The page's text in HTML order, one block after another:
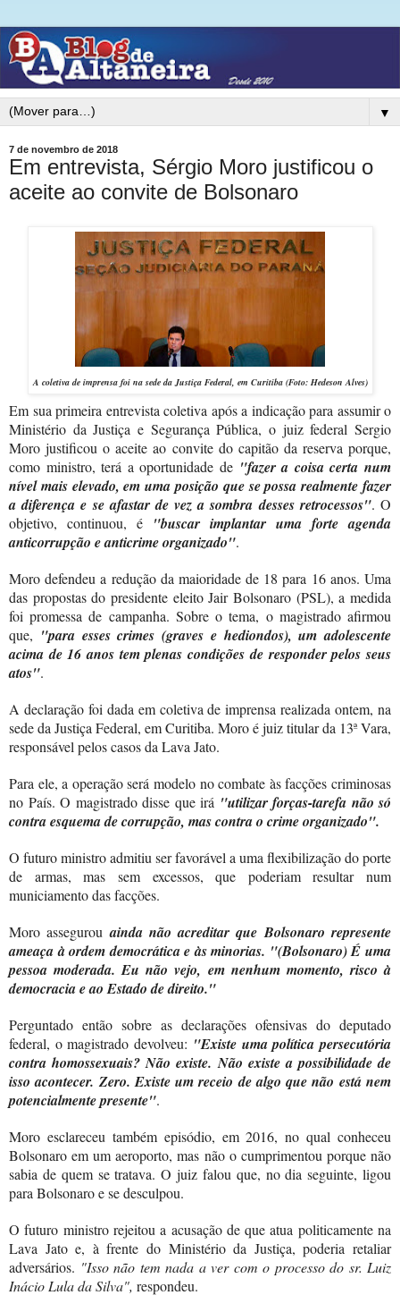
▼
7 de novembro de 2018
Em entrevista, Sérgio Moro justificou o
aceite ao convite de Bolsonaro
A coletiva de imprensa foi na sede da Justiça Federal, em Curitiba (Foto: Hedeson Alves)
Em sua primeira entrevista coletiva após a indicação para assumir o
Ministério da Justiça e Segurança Pública, o juiz federal Sergio
Moro justificou o aceite ao convite do capitão da reserva porque,
como ministro, terá a oportunidade de "fazer a coisa certa num
nível mais elevado, em uma posição que se possa realmente fazer
a diferença e se afastar de vez a sombra desses retrocessos". O
objetivo, continuou, é "buscar implantar uma forte agenda
anticorrupção e anticrime organizado".
Moro defendeu a redução da maioridade de 18 para 16 anos. Uma
das propostas do presidente eleito Jair Bolsonaro (PSL), a medida
foi promessa de campanha. Sobre o tema, o magistrado afirmou
que, "para esses crimes (graves e hediondos), um adolescente
acima de 16 anos tem plenas condições de responder pelos seus
atos".
A declaração foi dada em coletiva de imprensa realizada ontem, na
sede da Justiça Federal, em Curitiba. Moro é juiz titular da 13ª Vara,
responsável pelos casos da Lava Jato.
Para ele, a operação será modelo no combate às facções criminosas
no País. O magistrado disse que irá "utilizar forças-tarefa não só
contra esquema de corrupção, mas contra o crime organizado".
O futuro ministro admitiu ser favorável a uma flexibilização do porte
de armas, mas sem excessos, que poderiam resultar num
municiamento das facções.
Moro assegurou ainda não acreditar que Bolsonaro represente
ameaça à ordem democrática e às minorias. "(Bolsonaro) É uma
pessoa moderada. Eu não vejo, em nenhum momento, risco à
democracia e ao Estado de direito."
Perguntado então sobre as declarações ofensivas do deputado
federal, o magistrado devolveu: "Existe uma política persecutória
contra homossexuais? Não existe. Não existe a possibilidade de
isso acontecer. Zero. Existe um receio de algo que não está nem
potencialmente presente".
Moro esclareceu também episódio, em 2016, no qual conheceu
Bolsonaro em um aeroporto, mas não o cumprimentou porque não
sabia de quem se tratava. O juiz falou que, no dia seguinte, ligou
para Bolsonaro e se desculpou.
O futuro ministro rejeitou a acusação de que atua politicamente na
Lava Jato e, à frente do Ministério da Justiça, poderia retaliar
adversários. "Isso não tem nada a ver com o processo do sr. Luiz
Inácio Lula da Silva", respondeu.